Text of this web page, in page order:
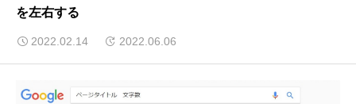
を左右する
2022.02.14 2022.06.06